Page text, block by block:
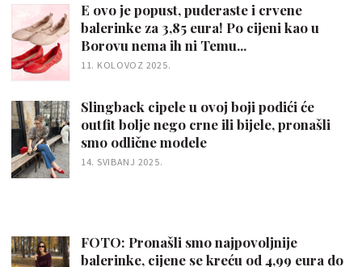
E ovo je popust, puderaste i crvene
balerinke za 3,85 eura! Po cijeni kao u
Borovu nema ih ni Temu...
11. KOLOVOZ 2025.
Slingback cipele u ovoj boji podići će
outfit bolje nego crne ili bijele, pronašli
smo odlične modele
14. SVIBANJ 2025.
FOTO: Pronašli smo najpovoljnije
balerinke, cijene se kreću od 4,99 eura do